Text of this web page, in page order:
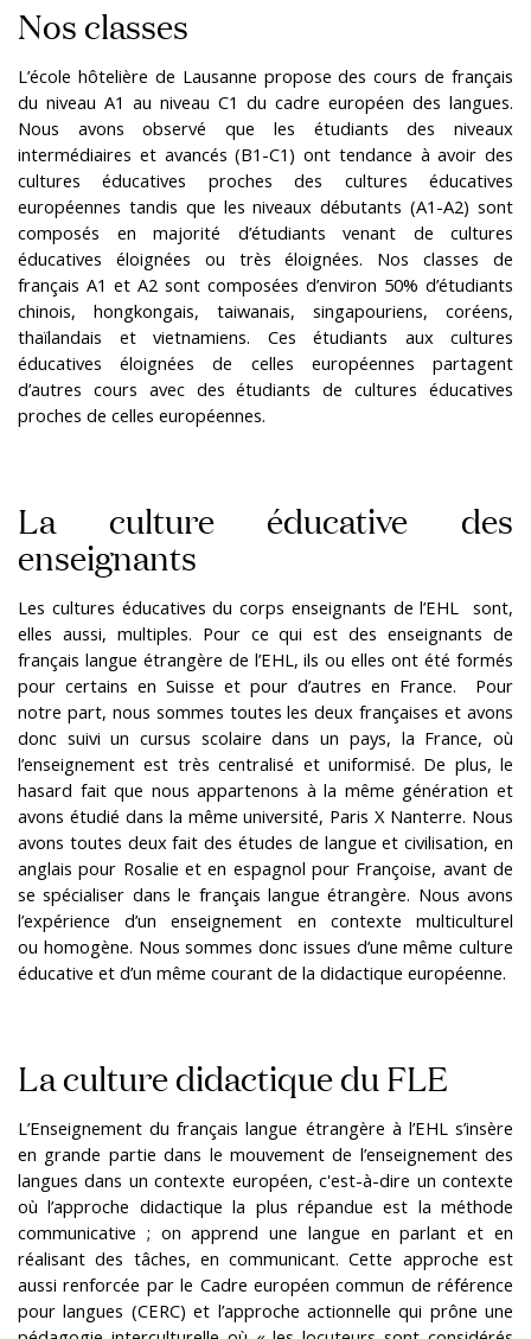
Nos classes
L’école hôtelière de Lausanne propose des cours de français
du niveau A1 au niveau C1 du cadre européen des langues.
Nous avons observé que les étudiants des niveaux
intermédiaires et avancés (B1-C1) ont tendance à avoir des
cultures éducatives proches des cultures éducatives
européennes tandis que les niveaux débutants (A1-A2) sont
composés en majorité d’étudiants venant de cultures
éducatives éloignées ou très éloignées. Nos classes de
français A1 et A2 sont composées d’environ 50% d’étudiants
chinois, hongkongais, taiwanais, singapouriens, coréens,
thaïlandais et vietnamiens. Ces étudiants aux cultures
éducatives éloignées de celles européennes partagent
d’autres cours avec des étudiants de cultures éducatives
proches de celles européennes.
La culture éducative des
enseignants
Les cultures éducatives du corps enseignants de l’EHL sont,
elles aussi, multiples. Pour ce qui est des enseignants de
français langue étrangère de l’EHL, ils ou elles ont été formés
pour certains en Suisse et pour d’autres en France. Pour
notre part, nous sommes toutes les deux françaises et avons
donc suivi un cursus scolaire dans un pays, la France, où
l’enseignement est très centralisé et uniformisé. De plus, le
hasard fait que nous appartenons à la même génération et
avons étudié dans la même université, Paris X Nanterre. Nous
avons toutes deux fait des études de langue et civilisation, en
anglais pour Rosalie et en espagnol pour Françoise, avant de
se spécialiser dans le français langue étrangère. Nous avons
l’expérience d’un enseignement en contexte multiculturel
ou homogène. Nous sommes donc issues d’une même culture
éducative et d’un même courant de la didactique européenne.
La culture didactique du FLE
L’Enseignement du français langue étrangère à l’EHL s’insère
en grande partie dans le mouvement de l’enseignement des
langues dans un contexte européen, c'est-à-dire un contexte
où l’approche didactique la plus répandue est la méthode
communicative ; on apprend une langue en parlant et en
réalisant des tâches, en communicant. Cette approche est
aussi renforcée par le Cadre européen commun de référence
pour langues (CERC) et l’approche actionnelle qui prône une